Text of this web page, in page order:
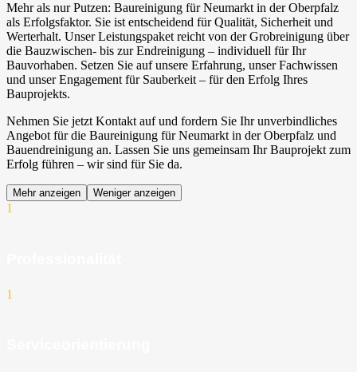
Mehr als nur Putzen: Baureinigung für Neumarkt in der Oberpfalz
als Erfolgsfaktor. Sie ist entscheidend für Qualität, Sicherheit und
Werterhalt. Unser Leistungspaket reicht von der Grobreinigung über
die Bauzwischen- bis zur Endreinigung – individuell für Ihr
Bauvorhaben. Setzen Sie auf unsere Erfahrung, unser Fachwissen
und unser Engagement für Sauberkeit – für den Erfolg Ihres
Bauprojekts.
Nehmen Sie jetzt Kontakt auf und fordern Sie Ihr unverbindliches
Angebot für die Baureinigung für Neumarkt in der Oberpfalz und
Bauendreinigung an. Lassen Sie uns gemeinsam Ihr Bauprojekt zum
Erfolg führen – wir sind für Sie da.
Mehr anzeigen Weniger anzeigen
1
1